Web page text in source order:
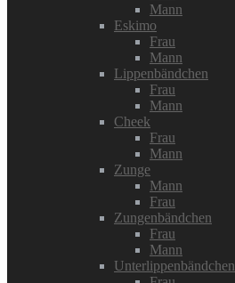
Mann
Eskimo
Frau
Mann
Lippenbändchen
Frau
Mann
Cheek
Frau
Mann
Zunge
Mann
Frau
Zungenbändchen
Frau
Mann
Unterlippenbändchen